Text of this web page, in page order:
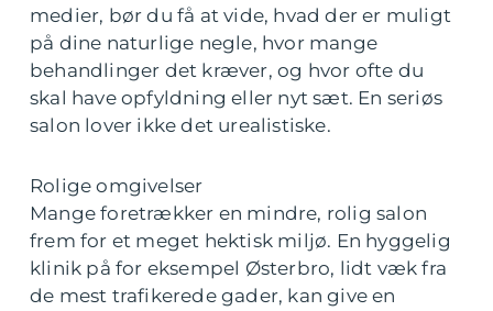
medier, bør du få at vide, hvad der er muligt
på dine naturlige negle, hvor mange
behandlinger det kræver, og hvor ofte du
skal have opfyldning eller nyt sæt. En seriøs
salon lover ikke det urealistiske.
Rolige omgivelser
Mange foretrækker en mindre, rolig salon
frem for et meget hektisk miljø. En hyggelig
klinik på for eksempel Østerbro, lidt væk fra
de mest trafikerede gader, kan give en